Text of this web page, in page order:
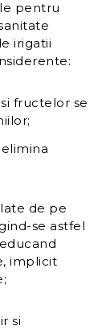
pentru
irigatii
fructelor se
de pe
se astfel
implicit
si